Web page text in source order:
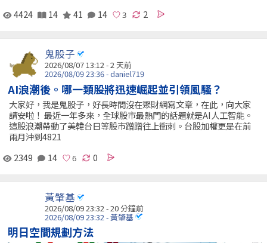
4424
14 41 14 2
鬼股子
2026/08/07 13:12 - 2 天前
2026/08/09 23:36 - daniel719
AI浪潮後。哪一類股將迅速崛起並引領風騷？
大家好，我是鬼股子，好長時間沒在聚財網寫文章，在此，向大家
請安啦！ 最近一年多來，全球股市最熱門的話題就是AI人工智能。
這股浪潮帶動了美韓台日等股市蹭蹭往上衝刺。台股加權更是在前
兩月沖到4821
2349
14 0
黃肇基
2026/08/09 23:32 -20 分鐘前
2026/08/09 23:32 - 黃肇基
明日空間規劃方法